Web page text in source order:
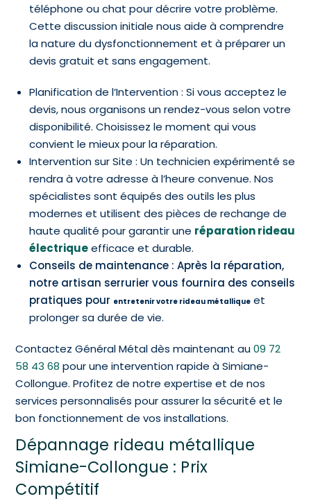
téléphone ou chat pour décrire votre problème.
Cette discussion initiale nous aide à comprendre
la nature du dysfonctionnement et à préparer un
devis gratuit et sans engagement.
Planification de l’Intervention : Si vous acceptez le
devis, nous organisons un rendez-vous selon votre
disponibilité. Choisissez le moment qui vous
convient le mieux pour la réparation.
Intervention sur Site : Un technicien expérimenté se
rendra à votre adresse à l’heure convenue. Nos
spécialistes sont équipés des outils les plus
modernes et utilisent des pièces de rechange de
haute qualité pour garantir une réparation rideau
électrique efficace et durable.
Conseils de maintenance : Après la réparation,
notre artisan serrurier vous fournira des conseils
pratiques pour entretenir votre rideau métallique et
prolonger sa durée de vie.
Contactez Général Métal dès maintenant au09 72
58 43 68 pour une intervention rapide à Simiane-
Collongue. Profitez de notre expertise et de nos
services personnalisés pour assurer la sécurité et le
bon fonctionnement de vos installations.
Dépannage rideau métallique
Simiane-Collongue : Prix
Compétitif